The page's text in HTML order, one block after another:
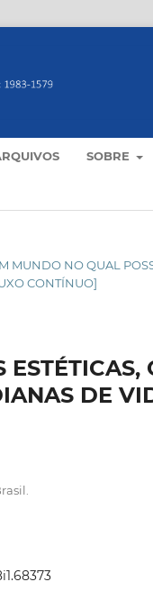
SOBRE
MUNDO NO QUAL
CONTÍNUO]
DE